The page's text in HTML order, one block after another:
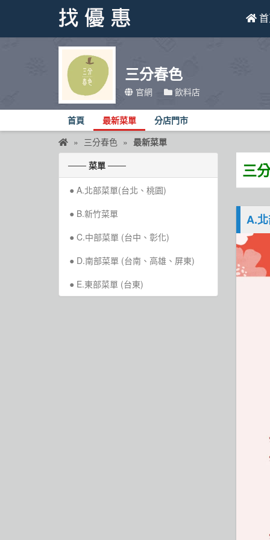
三分春色
官網 飲料店
首頁 最新菜單 分店門市
三分春色 最新菜單
三
A.
─── 菜單 ───
A.北部菜單(台北、桃園)
B.新竹菜單
C.中部菜單 (台中、彰化)
D.南部菜單 (台南、高雄、屏東)
E.東部菜單 (台東)
找優惠